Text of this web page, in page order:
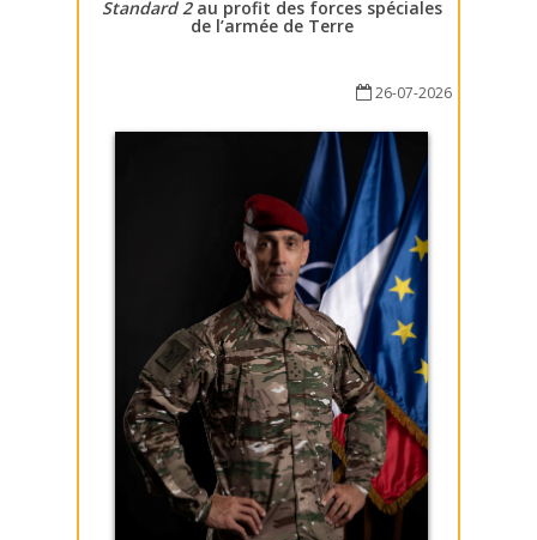
Standard 2au profit des forces spéciales
de l’armée de Terre
26-07-2026